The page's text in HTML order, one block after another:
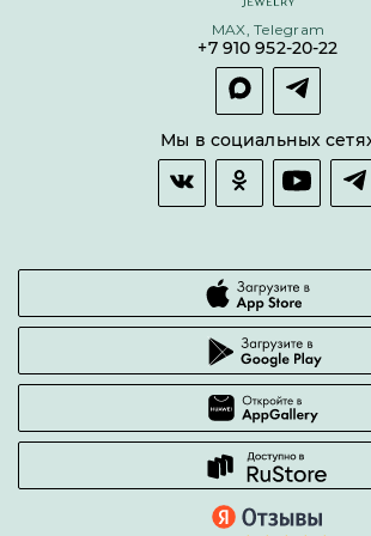
Условия кредитования и рассрочки
Гарантии качества
Часто задаваемые вопросы
MAX, Telegram
+7 910 952-20-22
Мы в социальных